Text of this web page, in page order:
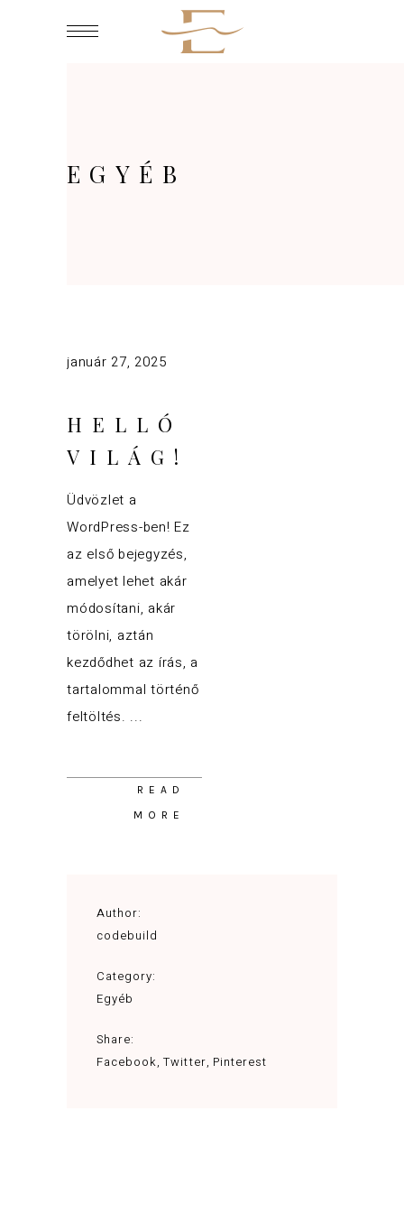
EGYÉB
január 27, 2025
HELLÓ
VILÁG!
Üdvözlet a
WordPress-ben! Ez
az első bejegyzés,
amelyet lehet akár
módosítani, akár
törölni, aztán
kezdődhet az írás, a
tartalommal történő
feltöltés.
READ
MORE
Author:
codebuild
Category:
Egyéb
Share:
Facebook Twitter Pinterest